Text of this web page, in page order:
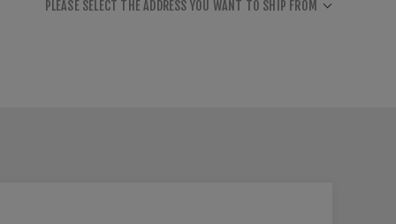
PLEASE SELECT THE ADDRESS YOU WANT TO SHIP FROM